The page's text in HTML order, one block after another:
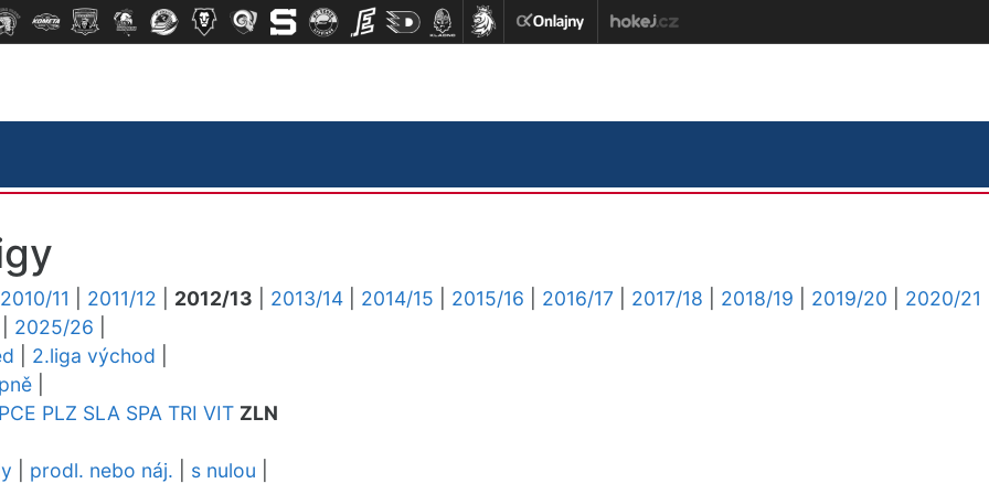
2010/11 2011/12 2012/13 2013/14 2014/15 2015/16 2016/17 2017/18 2018/19 2019/20
2020/21
2025/26
2.liga východ
PCE PLZ SLA SPA TRI VIT ZLN
prodl. nebo náj. s nulou